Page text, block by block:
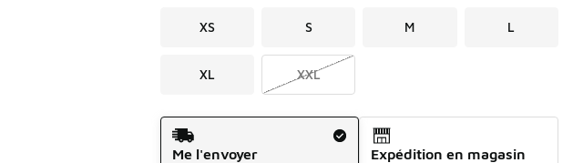
XS S M L
XL XXL
Mode d'expédition
Me l'envoyer
Expédition en magasin